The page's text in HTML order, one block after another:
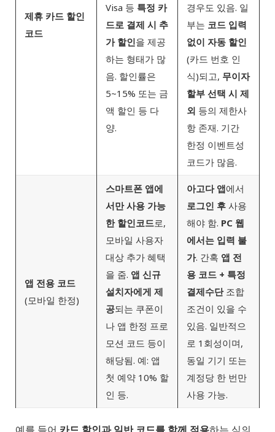
제휴 카드 할인
코드
Visa 등 특정 카
드로 결제 시 추
가 할인을 제공
하는 형태가 많
음. 할인률은
5~15% 또는 금
액 할인 등 다
양.
경우도 있음. 일
부는 코드 입력
없이 자동 할인
(카드 번호 인
식)되고, 무이자
할부 선택 시 제
외 등의 제한사
항 존재. 기간
한정 이벤트성
코드가 많음.
앱 전용 코드
(모바일 한정)
스마트폰 앱에
서만 사용 가능
한 할인코드로,
모바일 사용자
대상 추가 혜택
을 줌. 앱 신규
설치자에게 제
공되는 쿠폰이
나 앱 한정 프로
모션 코드 등이
해당됨. 예: 앱
첫 예약 10% 할
인 등.
아고다 앱에서
로그인 후 사용
해야 함. PC 웹
에서는 입력 불
가. 간혹 앱 전
용 코드 + 특정
결제수단조합
조건이 있을 수
있음. 일반적으
로 1회성이며,
동일 기기 또는
계정당 한 번만
사용 가능.